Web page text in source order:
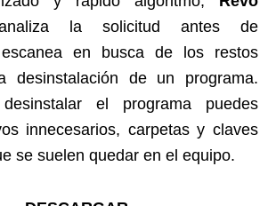
la solicitud antes de
en busca de los restos
desinstalación de un programa.
el programa puedes
innecesarios, carpetas y claves
se suelen quedar en el equipo.